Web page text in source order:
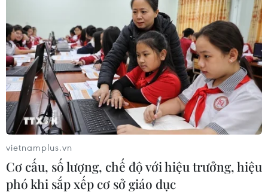
TIN CÙNG CHUYÊN MỤC
Chuyên gia quốc tế đánh giá tích cực
về tiền đồng của Việt Nam
vietnamplus.vn
Cơ cấu, số lượng, chế độ với hiệu trưởng, hiệu
phó khi sắp xếp cơ sở giáo dục